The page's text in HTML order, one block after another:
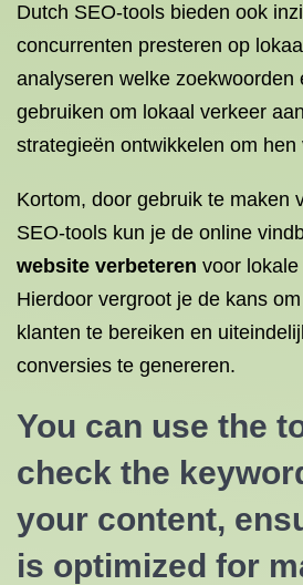
Dutch SEO-tools bieden ook
concurrenten presteren op
analyseren welke zoekwoorden
gebruiken om lokaal verkeer
strategieën ontwikkelen om hen
Kortom, door gebruik te maken
SEO-tools kun je de online
website verbeteren voor
Hierdoor vergroot je de kans
klanten te bereiken en
conversies te genereren.
You can use the
check the
your content,
is optimized for